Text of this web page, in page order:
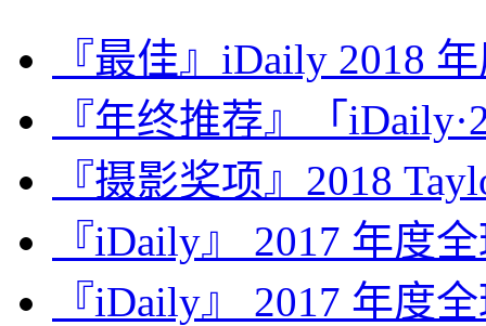
『最佳』iDaily 2018
『年终推荐』「
『摄影奖项』2018
『iDaily』 2017 年度
『iDaily』 2017 年度